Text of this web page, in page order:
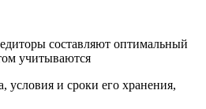
составляют оптимальный
учитываются
условия и сроки его хранения,